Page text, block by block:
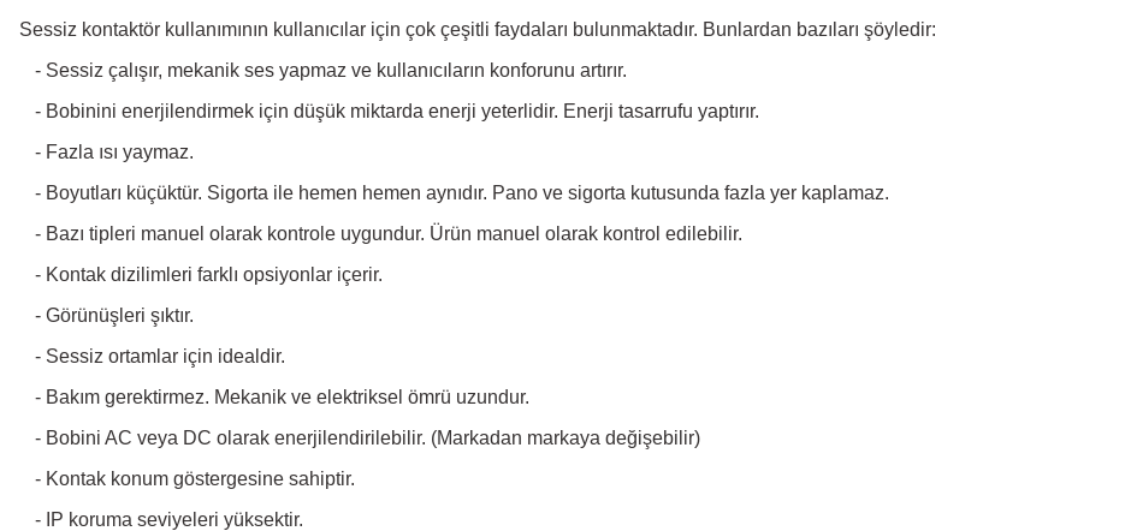
Sessiz kontaktör kullanımının kullanıcılar için çok çeşitli faydaları bulunmaktadır. Bunlardan bazıları şöyledir:
Sessiz çalışır, mekanik ses yapmaz ve kullanıcıların konforunu artırır.
Bobinini enerjilendirmek için düşük miktarda enerji yeterlidir. Enerji tasarrufu yaptırır.
Fazla ısı yaymaz.
Boyutları küçüktür. Sigorta ile hemen hemen aynıdır. Pano ve sigorta kutusunda fazla yer kaplamaz.
Bazı tipleri manuel olarak kontrole uygundur. Ürün manuel olarak kontrol edilebilir.
Kontak dizilimleri farklı opsiyonlar içerir.
Görünüşleri şıktır.
Sessiz ortamlar için idealdir.
Bakım gerektirmez. Mekanik ve elektriksel ömrü uzundur.
Bobini AC veya DC olarak enerjilendirilebilir. (Markadan markaya değişebilir)
Kontak konum göstergesine sahiptir.
IP koruma seviyeleri yüksektir.